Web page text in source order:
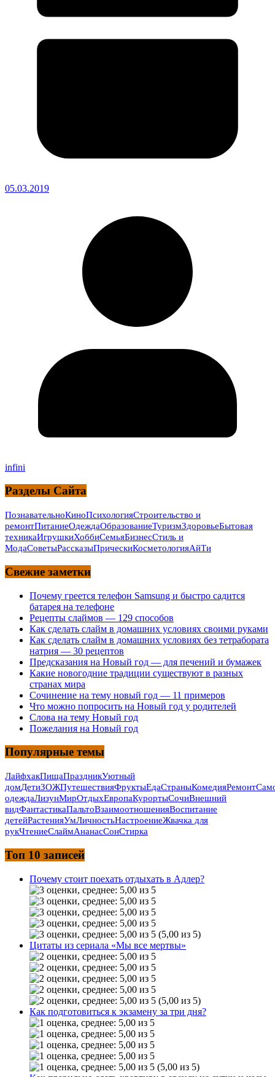
05.03.2019
infini
Разделы Сайта
ПознавательноКиноПсихологияСтроительство и
ремонтПитаниеОдеждаОбразованиеТуризмЗдоровьеБытовая
техникаИгрушкиХоббиСемьяБизнесСтиль и
МодаСоветыРассказыПрическиКосметологияАйТи
Свежие заметки
Почему греется телефон Samsung и быстро садится
батарея на телефоне
Рецепты слаймов — 129 способов
Как сделать слайм в домашних условиях своими руками
Как сделать слайм в домашних условиях без тетрабората
натрия — 30 рецептов
Предсказания на Новый год — для печений и бумажек
Какие новогодние традиции существуют в разных
странах мира
Сочинение на тему новый год — 11 примеров
Что можно попросить на Новый год у родителей
Слова на тему Новый год
Пожелания на Новый год
Популярные темы
ЛайфхакПищаПраздникУютный
домДетиЗОЖПутешествияФруктыЕдаСтраныКомедияРемонт
одеждаЛизунМирОтдыхЕвропаКурортыСочиВнешний
видФантастикаПальтоВзаимоотношенияВоспитание
детейРастенияУмЛичностьНастроениеЖвачка для
рукЧтениеСлаймАнанасСонСтирка
Топ 10 записей
Почему стоит поехать отдыхать в Адлер?
(5,00 из 5)
Цитаты из сериала «Мы все мертвы»
(5,00 из 5)
Как подготовиться к экзамену за три дня?
(5,00 из 5)